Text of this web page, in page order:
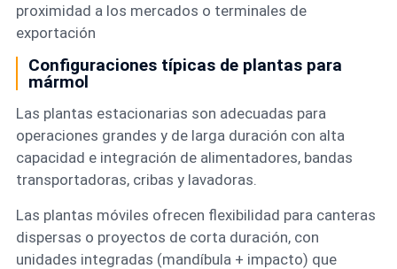
proximidad a los mercados o terminales de
exportación
Configuraciones típicas de plantas para
mármol
Las plantas estacionarias son adecuadas para
operaciones grandes y de larga duración con alta
capacidad e integración de alimentadores, bandas
transportadoras, cribas y lavadoras.
Las plantas móviles ofrecen flexibilidad para canteras
dispersas o proyectos de corta duración, con
unidades integradas (mandíbula + impacto) que